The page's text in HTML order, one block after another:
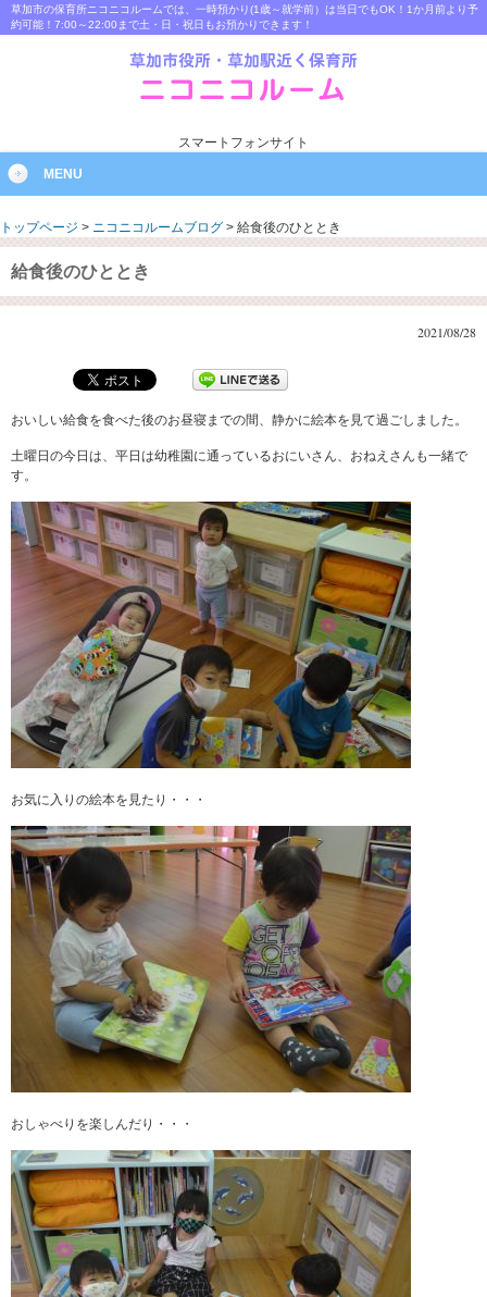
草加市の保育所ニコニコルームでは、一時預かり(1歳～就学前）は当日でもOK！1か月前より予
約可能！7:00～22:00まで土・日・祝日もお預かりできます！
スマートフォンサイト
MENU
トップページ > ニコニコルームブログ > 給食後のひととき
給食後のひととき
2021/08/28
おいしい給食を食べた後のお昼寝までの間、静かに絵本を見て過ごしました。
土曜日の今日は、平日は幼稚園に通っているおにいさん、おねえさんも一緒で
す。
お気に入りの絵本を見たり・・・
おしゃべりを楽しんだり・・・